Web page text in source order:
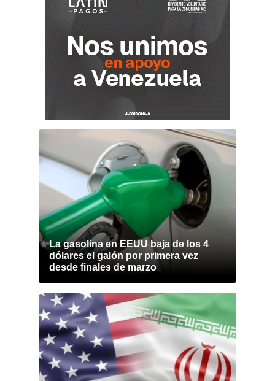
La gasolina en EEUU baja de los 4
dólares el galón por primera vez
desde finales de marzo